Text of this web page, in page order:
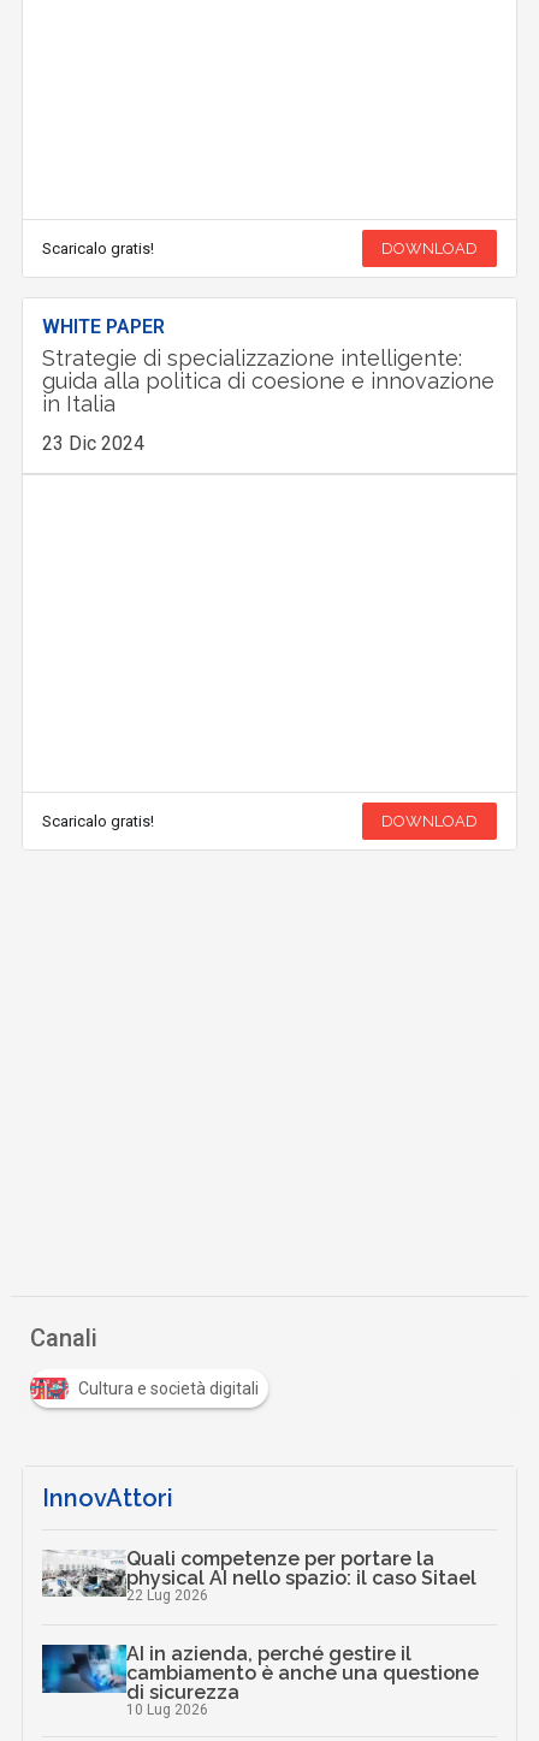
Scaricalo gratis! DOWNLOAD
WHITE PAPER
Strategie di specializzazione intelligente:
guida alla politica di coesione e innovazione
in Italia
23 Dic 2024
Scaricalo gratis! DOWNLOAD
Canali
Cultura e società digitali
InnovAttori
Quali competenze per portare la
physical AI nello spazio: il caso Sitael
22 Lug 2026
AI in azienda, perché gestire il
cambiamento è anche una questione
di sicurezza
10 Lug 2026